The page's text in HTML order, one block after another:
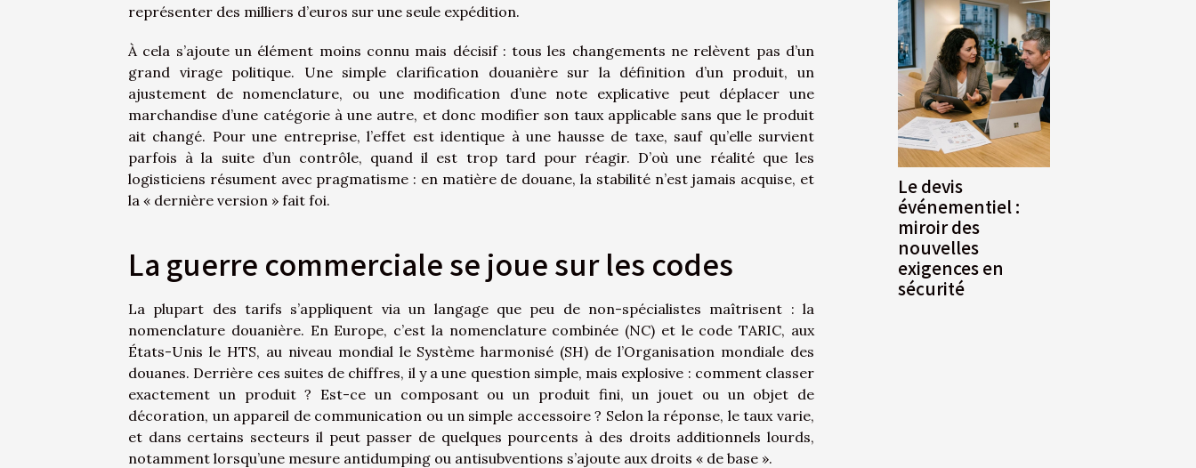
représenter des milliers d’euros sur une seule expédition.
À cela s’ajoute un élément moins connu mais décisif : tous les changements ne relèvent pas d’un
grand virage politique. Une simple clarification douanière sur la définition d’un produit, un
ajustement de nomenclature, ou une modification d’une note explicative peut déplacer une
marchandise d’une catégorie à une autre, et donc modifier son taux applicable sans que le produit
ait changé. Pour une entreprise, l’effet est identique à une hausse de taxe, sauf qu’elle survient
parfois à la suite d’un contrôle, quand il est trop tard pour réagir. D’où une réalité que les
logisticiens résument avec pragmatisme : en matière de douane, la stabilité n’est jamais acquise, et
la « dernière version » fait foi.
La guerre commerciale se joue sur les codes
La plupart des tarifs s’appliquent via un langage que peu de non-spécialistes maîtrisent : la
nomenclature douanière. En Europe, c’est la nomenclature combinée (NC) et le code TARIC, aux
États-Unis le HTS, au niveau mondial le Système harmonisé (SH) de l’Organisation mondiale des
douanes. Derrière ces suites de chiffres, il y a une question simple, mais explosive : comment classer
exactement un produit ? Est-ce un composant ou un produit fini, un jouet ou un objet de
décoration, un appareil de communication ou un simple accessoire ? Selon la réponse, le taux varie,
et dans certains secteurs il peut passer de quelques pourcents à des droits additionnels lourds,
notamment lorsqu’une mesure antidumping ou antisubventions s’ajoute aux droits « de base ».
Le devis
événementiel :
miroir des
nouvelles
exigences en
sécurité